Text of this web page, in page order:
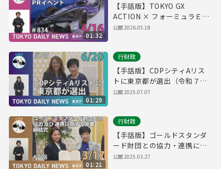
01:32
【手話版】TOKYO GX
ACTION × フォーミュラＥ東
京大会PRイベント （令和8年
公開2026.05.18
01:29
行財政
【手話版】CDPシティAリス
トに東京都が選出（令和７年
６月20日 東京デイリーニュー
公開2025.07.07
01:21
行財政
【手話版】ゴールドスタンダ
ード財団との協力・連携に関
する覚書締結式（令和7年3月
公開2025.03.27